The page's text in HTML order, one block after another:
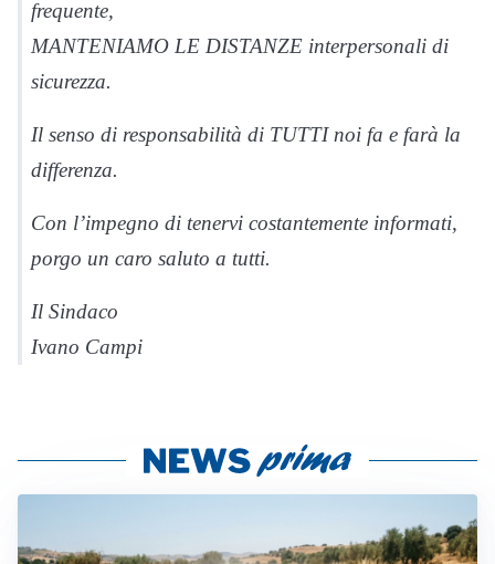
frequente,
MANTENIAMO LE DISTANZE interpersonali di
sicurezza.
Il senso di responsabilità di TUTTI noi fa e farà la
differenza.
Con l’impegno di tenervi costantemente informati,
porgo un caro saluto a tutti.
Il Sindaco
Ivano Campi